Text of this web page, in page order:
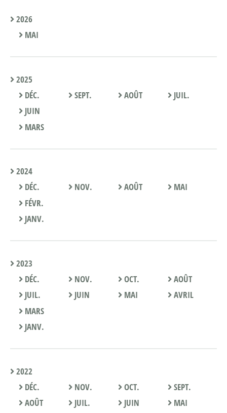
2026
MAI
2025
DÉC.
SEPT. AOÛT
JUIL.
JUIN
MARS
2024
DÉC.
NOV. AOÛT
MAI
FÉVR.
JANV.
2023
DÉC.
NOV. OCT.
AOÛT
JUIL.
JUIN MAI
AVRIL
MARS
JANV.
2022
DÉC.
NOV. OCT.
SEPT.
AOÛT
JUIL. JUIN
MAI